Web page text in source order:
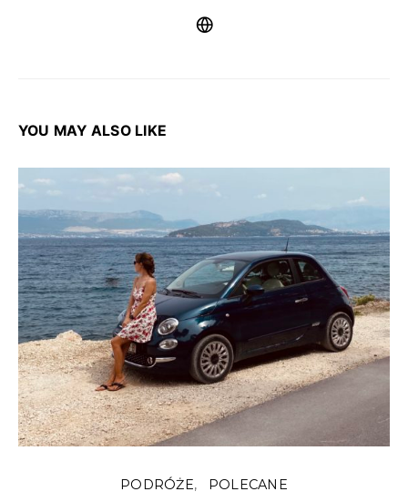
YOU MAY ALSO LIKE
PODRÓŻE POLECANE